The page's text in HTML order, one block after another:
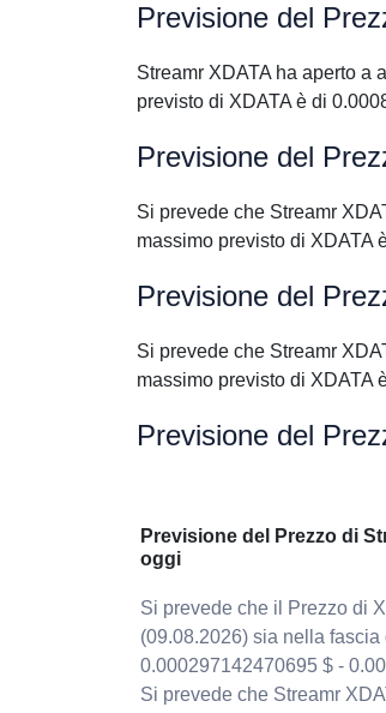
Previsione del
Streamr XDATA ha aperto a
previsto di XDATA è di
Previsione del
Si prevede che Streamr
massimo previsto di XDATA
Previsione del
Si prevede che Streamr
massimo previsto di XDATA
Previsione del
Previsione del Prezzo di
oggi
Si prevede che il Prezzo di
(09.08.2026) sia nella fascia
0.000297142470695 $ -
Si prevede che Streamr